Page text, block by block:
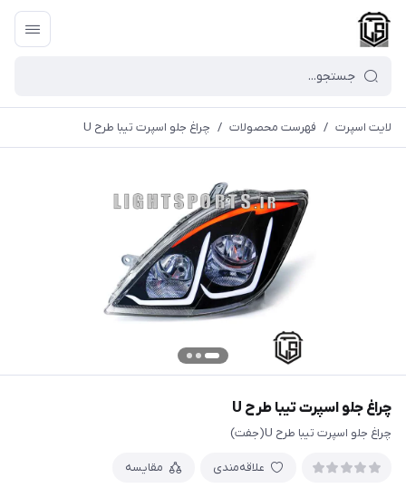
لایت اسپرت / فهرست محصولات / چراغ جلو اسپرت تیبا طرح U
چراغ جلو اسپرت تیبا طرح U
چراغ جلو اسپرت تیبا طرح U(جفت)
علاقه‌مندی مقایسه